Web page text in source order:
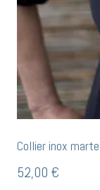
Collier inox
52,00 €